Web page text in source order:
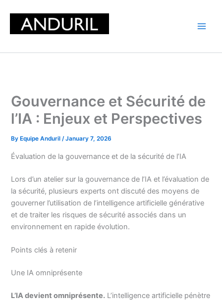
content
Gouvernance et Sécurité de
l’IA : Enjeux et Perspectives
By Equipe Anduril/January 7, 2026
Évaluation de la gouvernance et de la sécurité de l’IA
Lors d’un atelier sur la gouvernance de l’IA et l’évaluation de
la sécurité, plusieurs experts ont discuté des moyens de
gouverner l’utilisation de l’intelligence artificielle générative
et de traiter les risques de sécurité associés dans un
environnement en rapide évolution.
Points clés à retenir
Une IA omniprésente
L’IA devient omniprésente. L’intelligence artificielle pénètre